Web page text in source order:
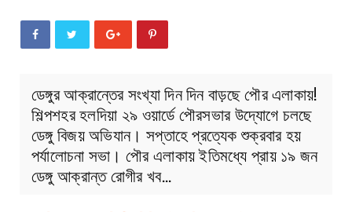
ডেঙ্গুর আক্রান্তের সংখ্যা দিন দিন বাড়ছে পৌর এলাকায়!
শিল্পশহর হলদিয়া ২৯ ওয়ার্ডে পৌরসভার উদ্যোগে চলছে
ডেঙ্গু বিজয় অভিযান। সপ্তাহে প্রত্যেক শুক্রবার হয়
পর্যালোচনা সভা। পৌর এলাকায় ইতিমধ্যে প্রায় ১৯ জন
ডেঙ্গু আক্রান্ত রোগীর খব…